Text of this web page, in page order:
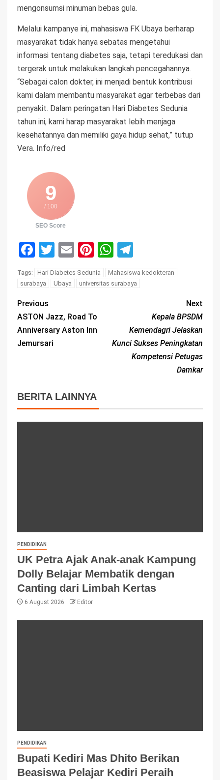
mengonsumsi minuman bebas gula.
Melalui kampanye ini, mahasiswa FK Ubaya berharap
masyarakat tidak hanya sebatas mengetahui
informasi tentang diabetes saja, tetapi teredukasi dan
tergerak untuk melakukan langkah pencegahannya.
“Sebagai calon dokter, ini menjadi bentuk kontribusi
kami dalam membantu masyarakat agar terbebas dari
penyakit. Dalam peringatan Hari Diabetes Sedunia
tahun ini, kami harap masyarakat lebih menjaga
kesehatannya dan memiliki gaya hidup sehat,” tutup
Vera. Info/red
9
/ 100
SEO Score
Facebook
Twitter
EmailPinterest
WhatsApp
Tags: Hari Diabetes Sedunia
Mahasiswa kedokteran
surabaya
Ubaya universitas surabaya
Previous
ASTON Jazz, Road To
Anniversary Aston Inn
Jemursari
Next
Kepala BPSDM
Kemendagri Jelaskan
Kunci Sukses Peningkatan
Kompetensi Petugas
Damkar
BERITA LAINNYA
PENDIDIKAN
UK Petra Ajak Anak-anak Kampung
Dolly Belajar Membatik dengan
Canting dari Limbah Kertas
6 August 2026 Editor
PENDIDIKAN
Bupati Kediri Mas Dhito Berikan
Beasiswa Pelajar Kediri Peraih